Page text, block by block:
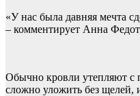
«У нас была давняя мечта
– комментирует Анна
Обычно кровли утепляют с
сложно уложить без щелей,